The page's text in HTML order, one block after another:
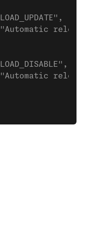
reload
reload